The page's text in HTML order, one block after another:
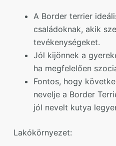
A Border terrier
családoknak, akik
tevékenységeket.
Jól kijönnek a
ha megfelelően
Fontos, hogy
nevelje a Border
jól nevelt kutya
Lakókörnyezet: